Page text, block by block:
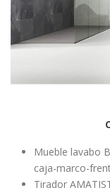
Mueble lavabo
caja-marco-
Tirador